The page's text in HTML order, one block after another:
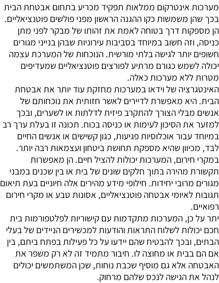
מערכות אינטרקום ממלאות תפקיד מכריע בתחום אבטחת הבית
בכך שהן משמשות כקו ההגנה הראשון מפני פולשים פוטנציאליים.
הן מספקות דרך בטוחה לאמת את זהותו של מבקר לפני מתן
כניסה, וזה חשוב במיוחד בסביבות עירוניות שבהן בנייני מגורים
חשופים יותר לגישה בלתי מורשית. הנוכחות של המערכת עצמה
יכולה לשמש כגורם מרתיע לפורצים פוטנציאליים שמעדיפים
מטרות ללא מערכות כאלה.
האינטגרציה של וידאו במערכות מחזקת עוד יותר את אבטחת
הבית. היא מאפשרת לדיירים לאשר חזותית את נוכחותם של
אנשים מבלי הצורך להתקרב פיזית לדלתות או לשערים, ובכך
למזער את הסיכון לעימות או כניסה בכוח. תכונה זו בעלת ערך רב
במיוחד עבור אוכלוסיות פגיעות, כגון קשישים או אנשים החיים
לבד, מכיוון שהיא מספקת תחושת ביטחון ועצמאות רבה יותר.
במקרי חירום, המערכות יכולות להציל חיים. הן מאפשרות
תקשורת מהירה בתוך חלקים שונים של בית או בין שכנים במבני
מגורים מרובי יחידות. חילופי מידע מהירים אלה חיוניים בעת תיאום
תגובות לאיומי אבטחה פוטנציאליים, אסונות טבע או מקרי חירום
רפואיים.
יתר על כן, המערכות מתקדמות עם קישוריות לפלטפורמות בית
חכם יכולות לשלוח התראות והודעות למכשירים הניידים של בעלי
הבתים, ובכך להבטיח שהם יידעו על כל פעילות בפתח ביתם, בין
אם הם בבית או מחוצה לו. חיבור מתמיד זה לא רק משפר את
האבטחה אלא גם מוסיף שכבת נוחות, שכן המשתמשים יכולים
לנהל את הגישה לנכס שלהם מרחוק.